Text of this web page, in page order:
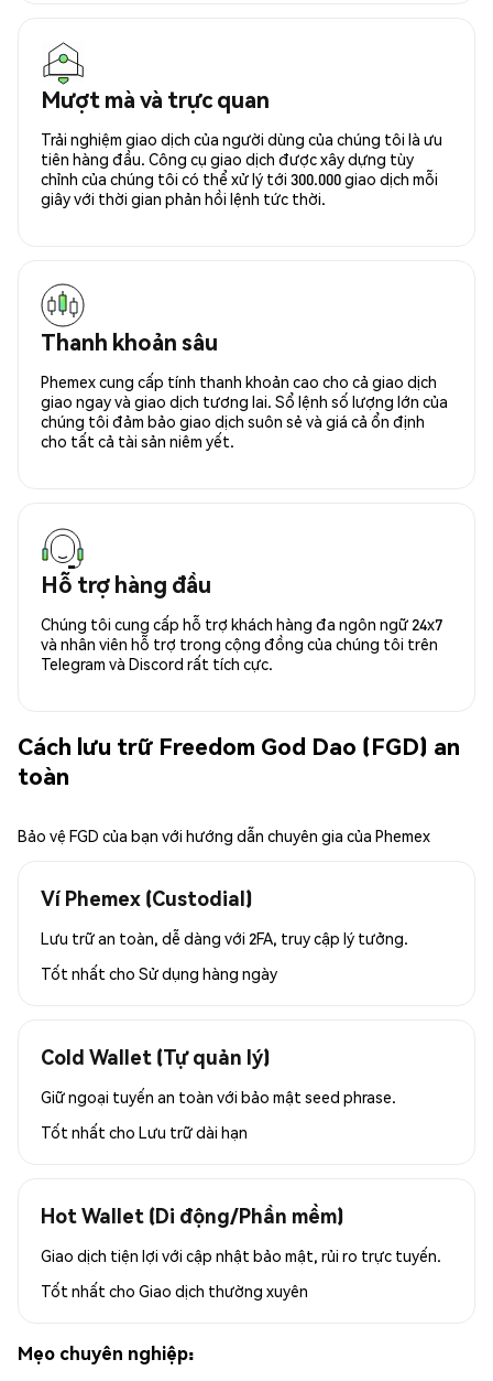
Mượt mà và trực quan
Trải nghiệm giao dịch của người dùng của chúng tôi là ưu
tiên hàng đầu. Công cụ giao dịch được xây dựng tùy
chỉnh của chúng tôi có thể xử lý tới 300.000 giao dịch mỗi
giây với thời gian phản hồi lệnh tức thời.
Thanh khoản sâu
Phemex cung cấp tính thanh khoản cao cho cả giao dịch
giao ngay và giao dịch tương lai. Sổ lệnh số lượng lớn của
chúng tôi đảm bảo giao dịch suôn sẻ và giá cả ổn định
cho tất cả tài sản niêm yết.
Hỗ trợ hàng đầu
Chúng tôi cung cấp hỗ trợ khách hàng đa ngôn ngữ 24x7
và nhân viên hỗ trợ trong cộng đồng của chúng tôi trên
Telegram và Discord rất tích cực.
Cách lưu trữ Freedom God Dao (FGD) an
toàn
Bảo vệ FGD của bạn với hướng dẫn chuyên gia của Phemex
Ví Phemex (Custodial)
Lưu trữ an toàn, dễ dàng với 2FA, truy cập lý tưởng.
Tốt nhất cho Sử dụng hàng ngày
Cold Wallet (Tự quản lý)
Giữ ngoại tuyến an toàn với bảo mật seed phrase.
Tốt nhất cho Lưu trữ dài hạn
Hot Wallet (Di động/Phần mềm)
Giao dịch tiện lợi với cập nhật bảo mật, rủi ro trực tuyến.
Tốt nhất cho Giao dịch thường xuyên
Mẹo chuyên nghiệp: